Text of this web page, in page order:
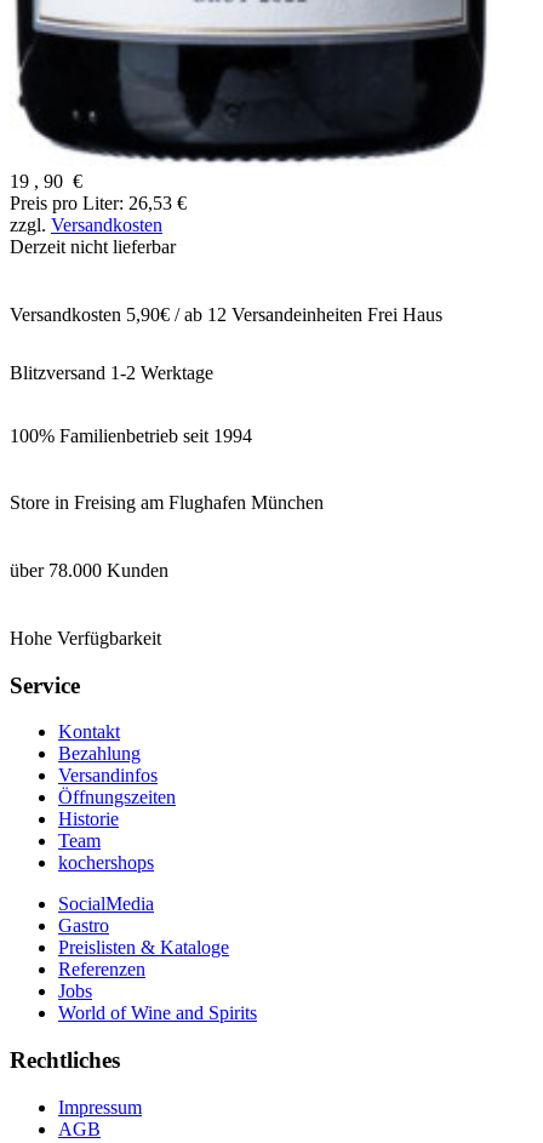
19 , 90 €
Preis pro Liter: 26,53 €
zzgl. Versandkosten
Derzeit nicht lieferbar
Versandkosten 5,90€ / ab 12 Versandeinheiten Frei Haus
Blitzversand 1-2 Werktage
100% Familienbetrieb seit 1994
Store in Freising am Flughafen München
über 78.000 Kunden
Hohe Verfügbarkeit
Service
Kontakt
Bezahlung
Versandinfos
Öffnungszeiten
Historie
Team
kochershops
SocialMedia
Gastro
Preislisten & Kataloge
Referenzen
Jobs
World of Wine and Spirits
Rechtliches
Impressum
AGB